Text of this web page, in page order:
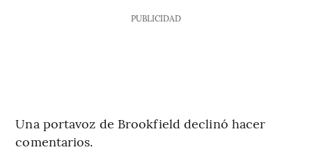
PUBLICIDAD
Una portavoz de Brookfield declinó hacer
comentarios.